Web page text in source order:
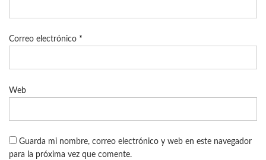
Correo electrónico *
Web
Guarda mi nombre, correo electrónico y web en este navegador
para la próxima vez que comente.